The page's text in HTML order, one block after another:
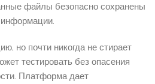
файлы безопасно сохранены
но почти никогда не стирает
тестировать без опасения
Платформа дает